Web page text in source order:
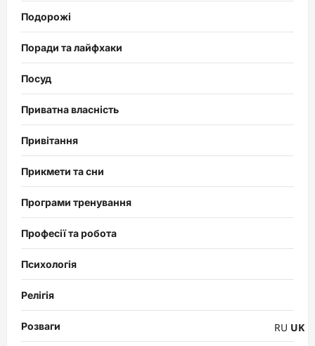
Подорожі
Поради та лайфхаки
Посуд
Приватна власність
Привітання
Прикмети та сни
Програми тренування
Професії та робота
Психологія
Релігія
Розваги RU UK